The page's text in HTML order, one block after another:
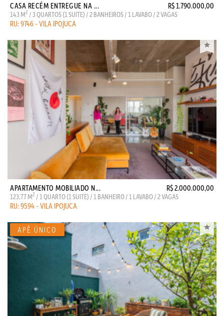
CASA RECÉM ENTREGUE NA ... R$ 1.790.000,00
143 M2 / 3 QUARTOS (1 SUITE) / 2 BANHEIROS / 1 LAVABO / 2 VAGAS
RU: 9746 - VILA IPOJUCA
APARTAMENTO MOBILIADO N... R$ 2.000.000,00
123,77 M2 / 1 QUARTO (1 SUITE) / 1 BANHEIRO / 1 LAVABO / 2 VAGAS
RU: 9594 - VILA IPOJUCA